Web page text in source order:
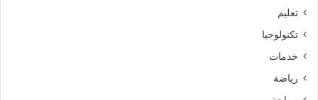
تعليم
تكنولوجيا
خدمات
رياضة